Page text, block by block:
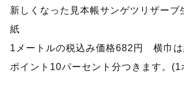
新しくなった見本帳サンゲツリザーブ
紙
1メートルの税込み価格682円 横巾は
ポイント10パーセント分つきます。(1